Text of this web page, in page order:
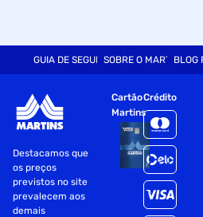
GUIA DE SEGURANÇASOBRE O MARTINSBLOG
Destacamos que
os preços
previstos no site
prevalecem aos
demais
Cartão
Martins
Crédito